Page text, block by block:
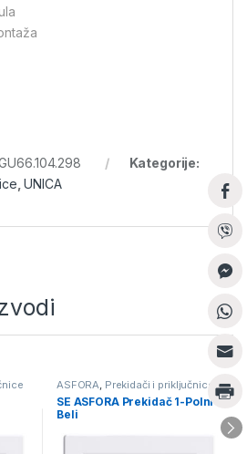
Kategorije:
,UNICA
ASFORA, Prekidači i priključnice
SE ASFORA Prekidač 1-Polni
Beli